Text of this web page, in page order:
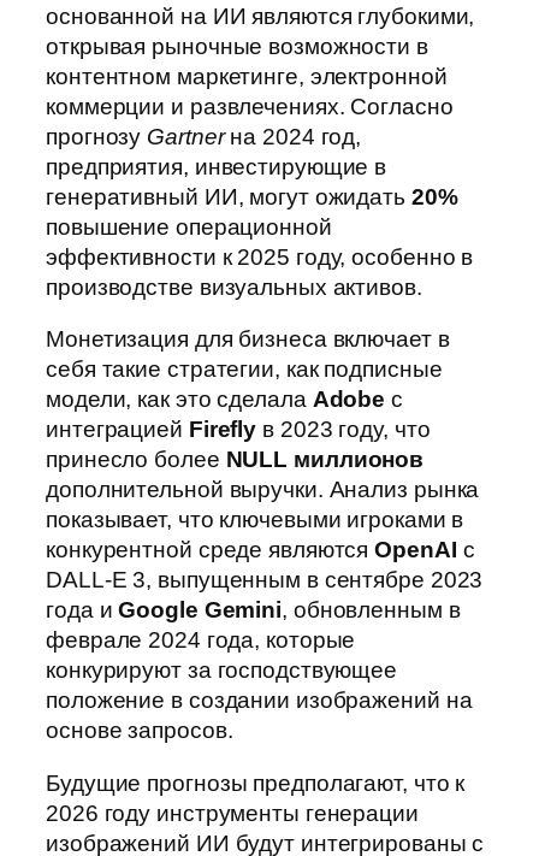
основанной на ИИ являются глубокими,
открывая рыночные возможности в
контентном маркетинге, электронной
коммерции и развлечениях. Согласно
прогнозу Gartnerна 2024 год,
предприятия, инвестирующие в
генеративный ИИ, могут ожидать 20%
повышение операционной
эффективности к 2025 году, особенно в
производстве визуальных активов.
Монетизация для бизнеса включает в
себя такие стратегии, как подписные
модели, как это сделала Adobe с
интеграцией Firefly в 2023 году, что
принесло более NULL миллионов
дополнительной выручки. Анализ рынка
показывает, что ключевыми игроками в
конкурентной среде являютсяOpenAI с
DALL-E 3, выпущенным в сентябре 2023
года иGoogle Gemini, обновленным в
феврале 2024 года, которые
конкурируют за господствующее
положение в создании изображений на
основе запросов.
Будущие прогнозы предполагают, что к
2026 году инструменты генерации
изображений ИИ будут интегрированы с